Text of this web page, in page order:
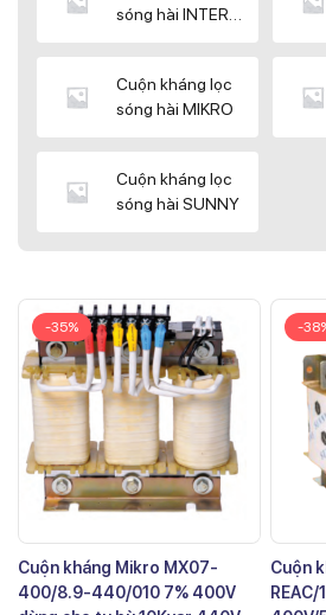
sóng hài INTER
Cuộn kháng lọc
sóng hài MIKRO
Cuộn kháng lọc
sóng hài SUNNY
-35%
Cuộn kháng Mikro MX07-
400/8.9-440/010 7% 400V
-
Cuộn